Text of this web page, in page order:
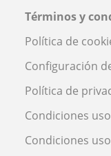
Términos y
Política de
Configuración
Política de
Condiciones
Condiciones